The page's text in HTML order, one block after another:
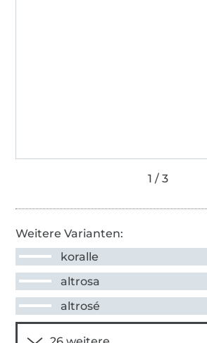
Weitere Varianten:
koralle
altrosa
altrosé